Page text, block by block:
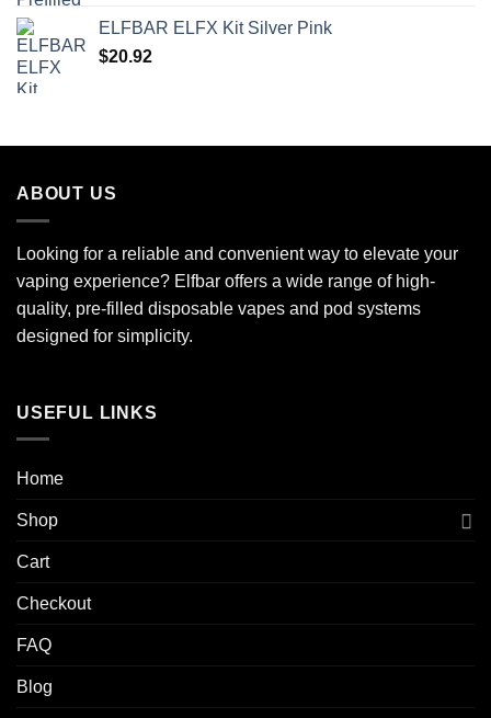
ELFBAR ELFX Kit Silver Pink
$20.92
ABOUT US
Looking for a reliable and convenient way to elevate your
vaping experience? Elfbar offers a wide range of high-
quality, pre-filled disposable vapes and pod systems
designed for simplicity.
USEFUL LINKS
Home
Shop
Cart
Checkout
FAQ
Blog